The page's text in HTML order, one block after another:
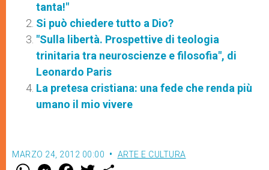
tanta!"
Si può chiedere tutto a Dio?
"Sulla libertà. Prospettive di teologia
trinitaria tra neuroscienze e filosofia", di
Leonardo Paris
La pretesa cristiana: una fede che renda più
umano il mio vivere
MARZO 24, 2012 00:00 ARTE E CULTURA
W M F